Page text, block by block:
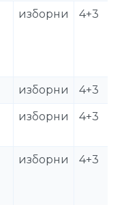
изборни 4+3
изборни 4+3
изборни 4+3
изборни 4+3